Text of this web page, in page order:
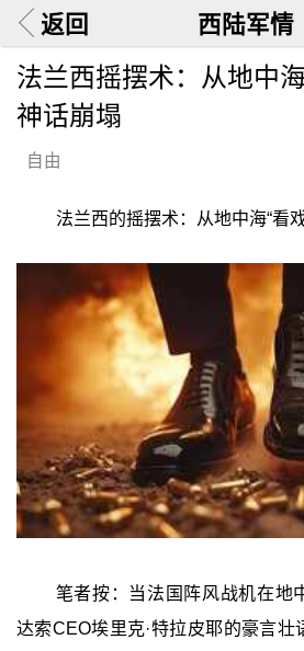
返回 西陆军情
法兰西摇摆术：从地中
神话崩塌
自由
法兰西的摇摆术：从地中海“看
笔者按：当法国阵风战机在地
达索CEO埃里克·特拉皮耶的豪言壮